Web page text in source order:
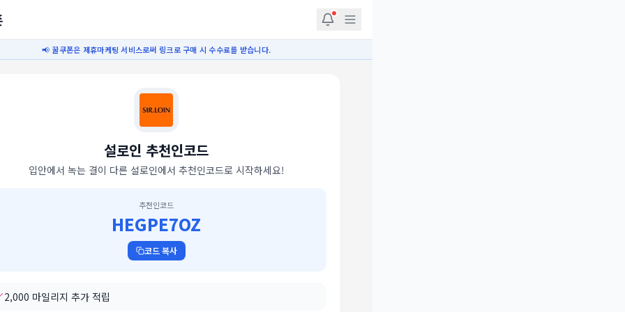
📢 꿀쿠폰은 제휴마케팅 서비스로써 링크로 구매 시 수수료를 받습니다.
설로인 추천인코드
입안에서 녹는 결이 다른 설로인에서 추천인코드로 시작하세요!
추천인코드
HEGPE7OZ
코드 복사
2,000 마일리지 추가 적립